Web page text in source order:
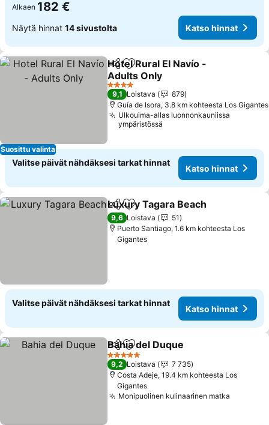
Alkaen 182 €
Näytä hinnat 14 sivustolta Katso hinnat
Suosittu valinta
Jaa Lisää suosikkeihin
Hotel Rural El Navío -
Adults Only
4 Tähtiluokitus
9,1 Loistava
879
Guía de Isora, 3.8 km kohteesta Los Gigantes
Ulkouima-allas luonnonkauniissa
ympäristössä
Valitse päivät nähdäksesi tarkat hinnat
Katso hinnat
Jaa Lisää suosikkeihin
Luxury Tagara Beach
9,6 Loistava
51
Puerto Santiago, 1.6 km kohteesta Los
Gigantes
Valitse päivät nähdäksesi tarkat hinnat
Katso hinnat
Jaa Lisää suosikkeihin
Bahia del Duque
5 Tähtiluokitus
9,2 Loistava
7 735
Costa Adeje, 19.4 km kohteesta Los
Gigantes
Monipuolinen kulinaarinen matka